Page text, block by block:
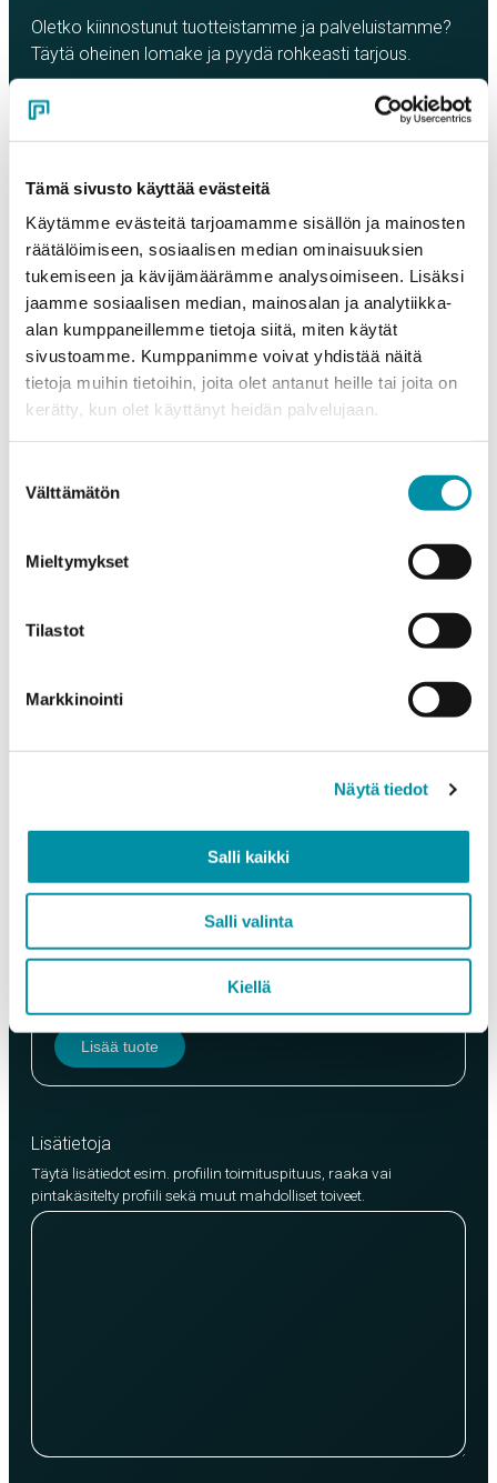
Tämä sivusto käyttää evästeitä
Käytämme evästeitä tarjoamamme sisällön ja mainosten
räätälöimiseen, sosiaalisen median ominaisuuksien
tukemiseen ja kävijämäärämme analysoimiseen. Lisäksi
jaamme sosiaalisen median, mainosalan ja analytiikka-
alan kumppaneillemme tietoja siitä, miten käytät
sivustoamme. Kumppanimme voivat yhdistää näitä
tietoja muihin tietoihin, joita olet antanut heille tai joita on
kerätty, kun olet käyttänyt heidän palvelujaan.
valinta
Välttämätön
Mieltymykset
Tilastot
Markkinointi
Näytä tiedot
Salli kaikki
Salli valinta
Kiellä
Oletko kiinnostunut tuotteistamme ja palveluistamme?
Täytä oheinen lomake ja pyydä rohkeasti tarjous.
Olemme sinuun yhteydessä mahdollisimman pian!
Yritys*
Yhteyshenkilö*
Puhelinnumero
Tuotteet
Valitse tuote ja syötä tilauksen määrä metreinä. Huomioithan, että
Määrä (m)
EN AW-6063 (min. 250kg)
EN AW-6082 (min. 500kg)
Lisää tuote
Lisätietoja
Täytä lisätiedot esim. profiilin toimituspituus, raaka vai
pintakäsitelty profiili sekä muut mahdolliset toiveet.